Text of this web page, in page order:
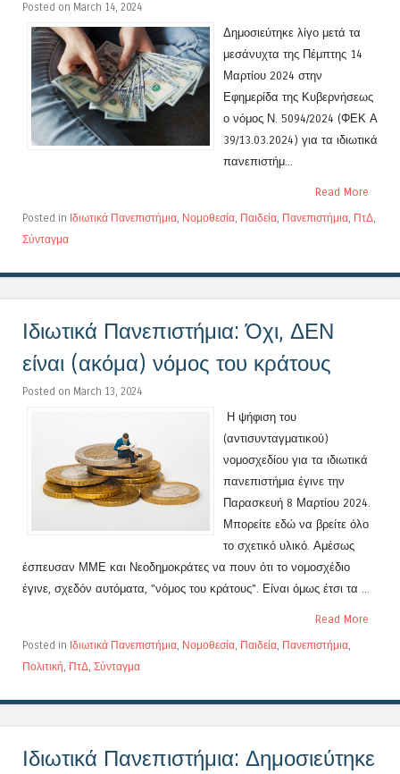
Posted on March 14, 2024
Δημοσιεύτηκε λίγο μετά τα
μεσάνυχτα της Πέμπτης 14
Μαρτίου 2024 στην
Εφημερίδα της Κυβερνήσεως
ο νόμος Ν. 5094/2024 (ΦΕΚ Α
39/13.03.2024) για τα ιδιωτικά
πανεπιστήμ...
Read More
Posted in Ιδιωτικά Πανεπιστήμια, Νομοθεσία, Παιδεία, Πανεπιστήμια, ΠτΔ,
Σύνταγμα
Ιδιωτικά Πανεπιστήμια: Όχι, ΔΕΝ
είναι (ακόμα) νόμος του κράτους
Posted on March 13, 2024
Η ψήφιση του
(αντισυνταγματικού)
νομοσχεδίου για τα ιδιωτικά
πανεπιστήμια έγινε την
Παρασκευή 8 Μαρτίου 2024.
Μπορείτε εδώ να βρείτε όλο
το σχετικό υλικό. Αμέσως
έσπευσαν ΜΜΕ και Νεοδημοκράτες να πουν ότι το νομοσχέδιο
έγινε, σχεδόν αυτόματα, "νόμος του κράτους". Είναι όμως έτσι τα ...
Read More
Posted in Ιδιωτικά Πανεπιστήμια, Νομοθεσία, Παιδεία, Πανεπιστήμια,
Πολιτική, ΠτΔ, Σύνταγμα
Ιδιωτικά Πανεπιστήμια: Δημοσιεύτηκε